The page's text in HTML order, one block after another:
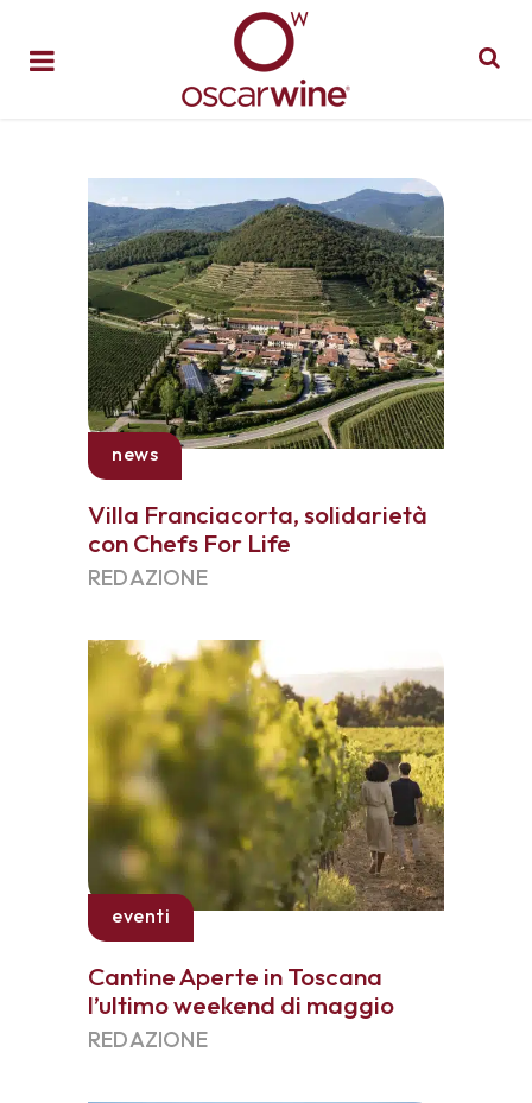
news
Villa Franciacorta, solidarietà
con Chefs For Life
REDAZIONE
eventi
Cantine Aperte in Toscana
l’ultimo weekend di maggio
REDAZIONE